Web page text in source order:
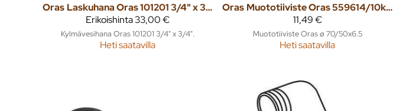
Oras
Laskuhana Oras 101201 3/4" x 3/4"
Erikoishinta33,00 €
Kylmävesihana Oras 101201 3/4" x 3/4".
Heti saatavilla
Oras
Muototiiviste Oras 559614/10kpl
11,49 €
Muototiiviste Oras ø 70/50x6.5
Heti saatavilla